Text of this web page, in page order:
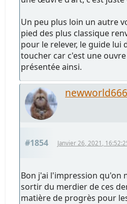
Un peu plus loin un autre
pied des plus classique
pour le relever, le guide lui
toucher car c'est une
présentée ainsi.
newworld666
#1854 Janvier 26, 2021,
Bon j'ai l'impression qu'on
sortir du merdier de ces
matière de progrès pour